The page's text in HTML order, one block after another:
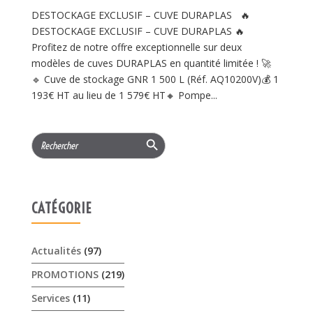
DESTOCKAGE EXCLUSIF – CUVE DURAPLAS 🔥
DESTOCKAGE EXCLUSIF – CUVE DURAPLAS 🔥
Profitez de notre offre exceptionnelle sur deux
modèles de cuves DURAPLAS en quantité limitée ! 🚀
🔹 Cuve de stockage GNR 1 500 L (Réf. AQ10200V)💰 1
193€ HT au lieu de 1 579€ HT🔸 Pompe...
Search
for:
Search Button
CATÉGORIE
Actualités(97)
PROMOTIONS(219)
Services(11)